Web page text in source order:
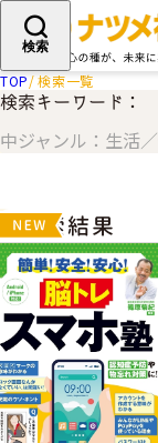
検索
TOP 検索一覧
検索キーワード：
中ジャンル：生活
検索結果